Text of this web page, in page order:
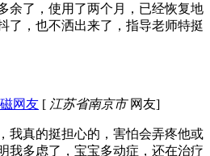
余了，使用了两个月，已经恢复地
了，也不洒出来了，指导老师特挺
网友 [ 江苏省南京市网友]
我真的挺担心的，害怕会弄疼他或
我多虑了，宝宝多动症，还在治疗